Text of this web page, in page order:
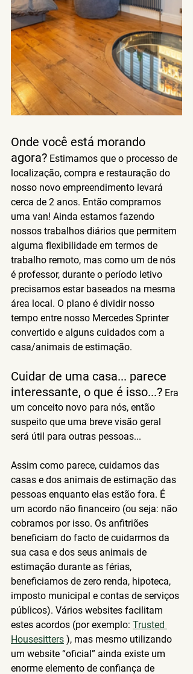
Onde você está morando
agora? Estimamos que o processo de
localização, compra e restauração do
nosso novo empreendimento levará
cerca de 2 anos. Então compramos
uma van! Ainda estamos fazendo
nossos trabalhos diários que permitem
alguma flexibilidade em termos de
trabalho remoto, mas como um de nós
é professor, durante o período letivo
precisamos estar baseados na mesma
área local. O plano é dividir nosso
tempo entre nosso Mercedes Sprinter
convertido e alguns cuidados com a
casa/animais de estimação.
Cuidar de uma casa... parece
interessante, o que é isso...? Era
um conceito novo para nós, então
suspeito que uma breve visão geral
será útil para outras pessoas...
Assim como parece, cuidamos das
casas e dos animais de estimação das
pessoas enquanto elas estão fora. É
um acordo não financeiro (ou seja: não
cobramos por isso. Os anfitriões
beneficiam do facto de cuidarmos da
sua casa e dos seus animais de
estimação durante as férias,
beneficiamos de zero renda, hipoteca,
imposto municipal e contas de serviços
públicos). Vários websites facilitam
estes acordos (por exemplo: Trusted
Housesitters ), mas mesmo utilizando
um website “oficial” ainda existe um
enorme elemento de confiança de